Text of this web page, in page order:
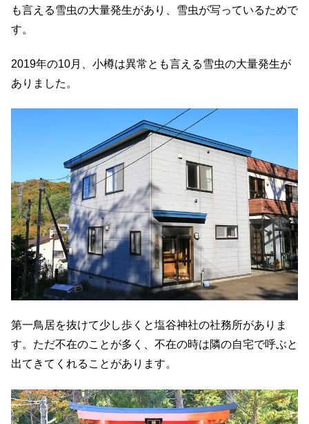
も言える雪虫の大量発生があり、雪虫が写っているためで
す。
2019年の10月、小樽は異常とも言える雪虫の大量発生が
ありました。
第一鳥居を抜けて少し歩くと塩谷神社の社務所がありま
す。ただ不在のことが多く、不在の時は隣の自宅で呼ぶと
出てきてくれることがあります。